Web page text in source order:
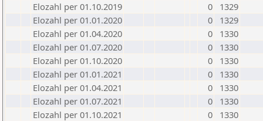
Elozahl per 01.10.2019
0
1329
Elozahl per 01.01.2020
0
1329
Elozahl per 01.04.2020
0
1330
Elozahl per 01.07.2020
0
1330
Elozahl per 01.10.2020
0
1330
Elozahl per 01.01.2021
0
1330
Elozahl per 01.04.2021
0
1330
Elozahl per 01.07.2021
0
1330
Elozahl per 01.10.2021
0
1330